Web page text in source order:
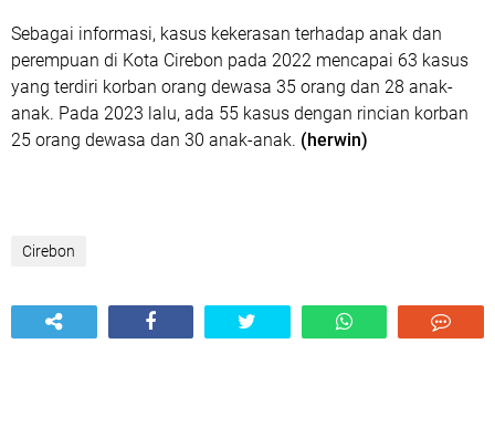
Sebagai informasi, kasus kekerasan terhadap anak dan
perempuan di Kota Cirebon pada 2022 mencapai 63 kasus
yang terdiri korban orang dewasa 35 orang dan 28 anak-
anak. Pada 2023 lalu, ada 55 kasus dengan rincian korban
25 orang dewasa dan 30 anak-anak. (herwin)
Cirebon